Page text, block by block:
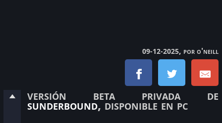
09-12-2025, por o'neill
versión beta privada de
sunderbound, disponible en pc